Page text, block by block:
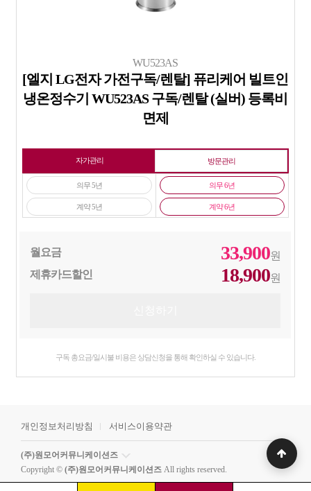
WU523AS
[엘지 LG전자 가전구독/렌탈] 퓨리케어 빌트인
냉온정수기 WU523AS 구독/렌탈 (실버) 등록비
면제
자가관리 방문관리
의무 5년
계약 5년
의무 6년
계약 6년
월요금 33,900원
제휴카드할인
18,900원
구독 총요금/일시불 비용은 상담신청을 통해 확인하실 수 있습니다.
개인정보처리방침 서비스이용약관
(주)원모어커뮤니케이션즈
Copyright © (주)원모어커뮤니케이션즈 All rights reserved.